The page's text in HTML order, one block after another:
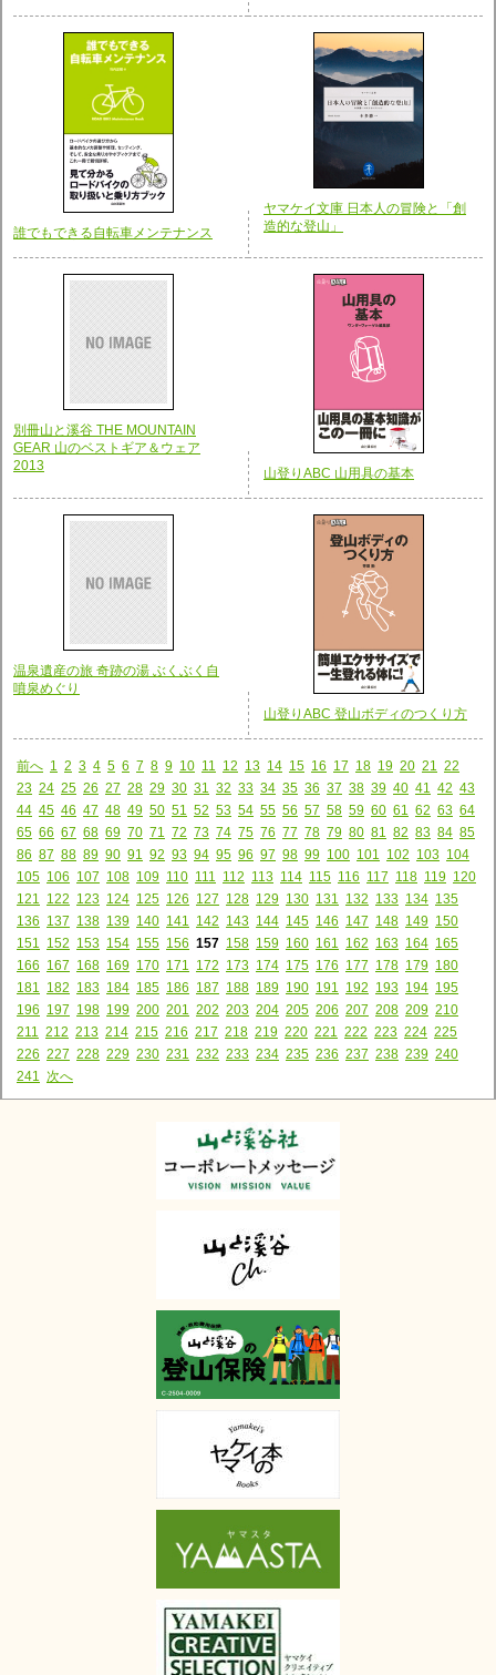
誰でもできる自転車メンテナンス
ヤマケイ文庫 日本人の冒険と「創
造的な登山」
別冊山と溪谷 THE MOUNTAIN
GEAR 山のベストギア＆ウェア
2013
山登りABC 山用具の基本
温泉遺産の旅 奇跡の湯 ぶくぶく自
噴泉めぐり
山登りABC 登山ボディのつくり方
前へ 1 2 3 4 5 6 7 8 9 10 11 12 13 14 15 16 17 18 19 20 21
22
23 24 25 26 27 28 29 30 31 32 33 34 35 36 37 38 39 40 41 42 43
44 45 46 47 48 49 50 51 52 53 54 55 56 57 58 59 60 61 62 63 64
65 66 67 68 69 70 71 72 73 74 75 76 77 78 79 80 81 82 83 84 85
86 87 88 89 90 91 92 93 94 95 96 97 98 99 100 101 102 103 104
105 106 107 108 109 110 111 112 113 114 115 116 117 118 119 120
121
122 123 124 125 126 127 128 129 130 131 132 133 134 135
136 137 138 139 140 141 142 143 144 145 146 147 148 149 150
151
152 153 154 155 156 157 158 159 160 161 162 163 164 165
166 167 168 169 170 171 172 173 174 175 176 177 178 179 180
181
182 183 184 185 186 187 188 189 190 191 192 193 194 195
196 197 198 199 200 201 202 203 204 205 206 207 208 209 210
211
212 213 214 215 216 217 218 219 220 221 222 223 224 225
226 227 228 229 230 231 232 233 234 235 236 237 238 239 240
241
次へ